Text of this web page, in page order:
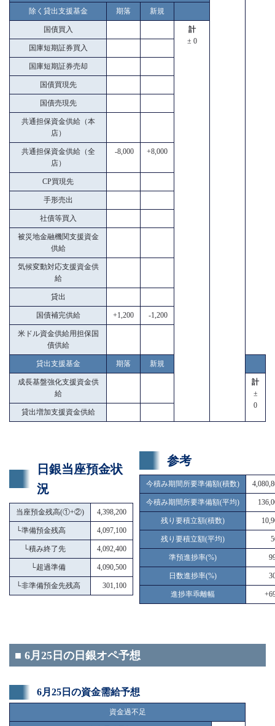
除く貸出支援基金 期落 新規
国債買入
計
± 0
国庫短期証券買入
国庫短期証券売却
国債買現先
国債売現先
共通担保資金供給（本
店）
共通担保資金供給（全
店）
-8,000 +8,000
CP買現先
手形売出
社債等買入
被災地金融機関支援資金
供給
気候変動対応支援資金供
給
貸出
国債補完供給 +1,200 -1,200
米ドル資金供給用担保国
債供給
貸出支援基金 期落 新規
成長基盤強化支援資金供
給
計
±
0
貸出増加支援資金供給
日銀当座預金状
況
当座預金残高(①+②) 4,398,200
└準備預金残高 4,097,100
└積み終了先 4,092,400
└超過準備 4,090,500
└非準備預金先残高 301,100
参考
今積み期間所要準備額(積数)
今積み期間所要準備額(平均)
残り要積立額(積数)
残り要積立額(平均)
準預進捗率(%)
日数進捗率(%)
進捗率乖離幅
■ 6月25日の日銀オペ予想
6月25日の資金需給予想
資金過不足